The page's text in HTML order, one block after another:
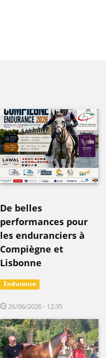
De belles
performances pour
les enduranciers à
Compiègne et
Lisbonne
Endurance
26/06/2026 - 12:35